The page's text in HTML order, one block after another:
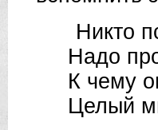
Никто
Надо
К чему
Целый